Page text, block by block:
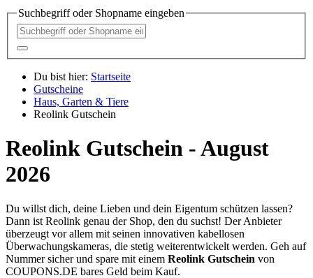
Suchbegriff oder Shopname eingeben
Du bist hier: Startseite
Gutscheine
Haus, Garten & Tiere
Reolink Gutschein
Reolink Gutschein - August
2026
Du willst dich, deine Lieben und dein Eigentum schützen lassen?
Dann ist Reolink genau der Shop, den du suchst! Der Anbieter
überzeugt vor allem mit seinen innovativen kabellosen
Überwachungskameras, die stetig weiterentwickelt werden. Geh auf
Nummer sicher und spare mit einem Reolink Gutschein von
COUPONS.DE bares Geld beim Kauf.